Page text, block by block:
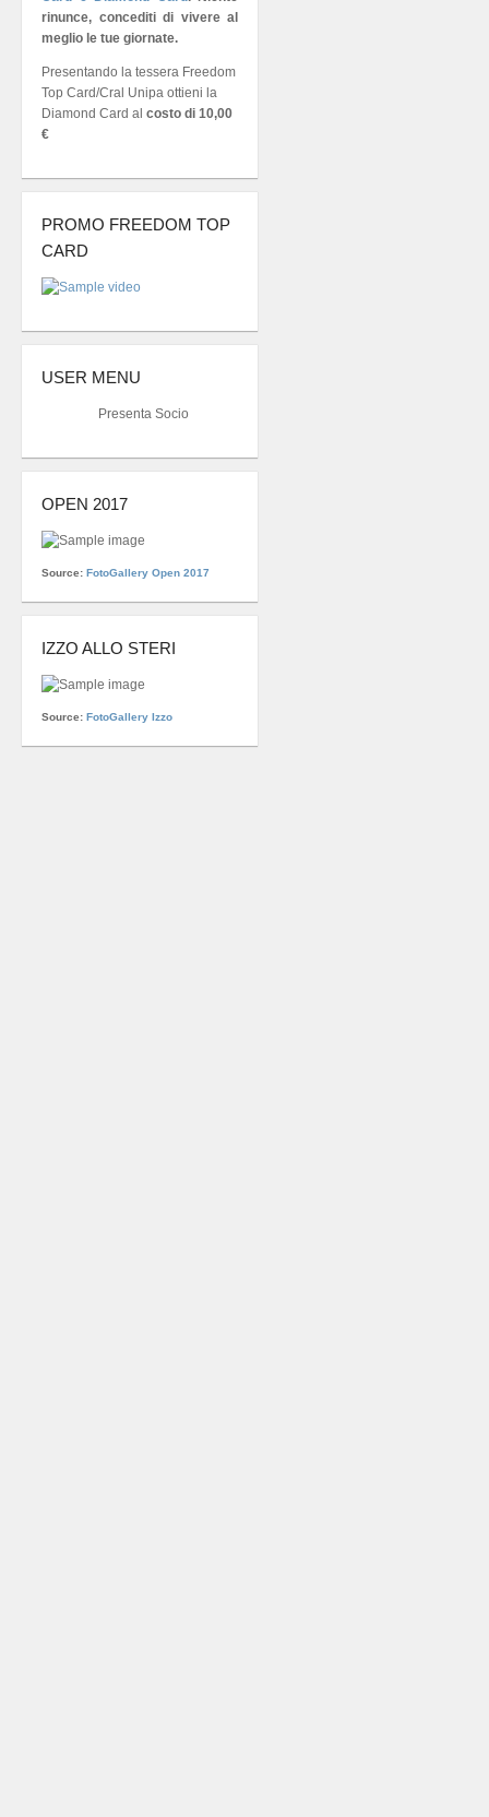
rinunce, concediti di vivere al
meglio le tue giornate.
Presentando la tessera Freedom
Top Card/Cral Unipa ottieni la
Diamond Card al costo di 10,00
€
PROMO FREEDOM TOP
CARD
USER MENU
Presenta Socio
OPEN 2017
Source: FotoGallery Open 2017
IZZO ALLO STERI
Source: FotoGallery Izzo